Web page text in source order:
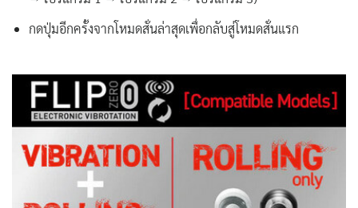
กดปุ่มอีกครั้งจากโหมดสั่นล่าสุดเพื่อกลับสู่โหมดสั่นแรก